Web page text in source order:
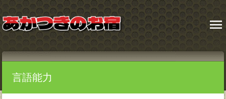
menu
言語能力